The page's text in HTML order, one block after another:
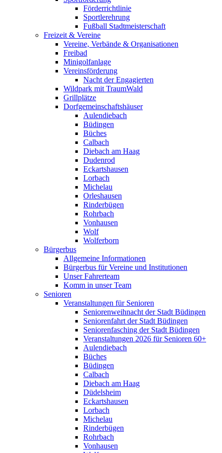
Förderrichtlinie
Sportlerehrung
Fußball Stadtmeisterschaft
Freizeit & Vereine
Vereine, Verbände & Organisationen
Freibad
Minigolfanlage
Vereinsförderung
Nacht der Engagierten
Wildpark mit TraumWald
Grillplätze
Dorfgemeinschaftshäuser
Aulendiebach
Büdingen
Büches
Calbach
Diebach am Haag
Dudenrod
Eckartshausen
Lorbach
Michelau
Orleshausen
Rinderbügen
Rohrbach
Vonhausen
Wolf
Wolferborn
Bürgerbus
Allgemeine Informationen
Bürgerbus für Vereine und Institutionen
Unser Fahrerteam
Komm in unser Team
Senioren
Veranstaltungen für Senioren
Seniorenweihnacht der Stadt Büdingen
Seniorenfahrt der Stadt Büdingen
Seniorenfasching der Stadt Büdingen
Veranstaltungen 2026 für Senioren 60+
Aulendiebach
Büches
Büdingen
Calbach
Diebach am Haag
Düdelsheim
Eckartshausen
Lorbach
Michelau
Rinderbügen
Rohrbach
Vonhausen